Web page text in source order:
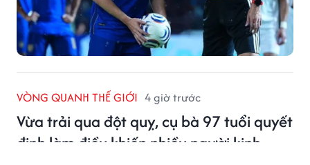
VÒNG QUANH THẾ GIỚI 4 giờ trước
Vừa trải qua đột quỵ, cụ bà 97 tuổi quyết
định làm điều khiến nhiều người kinh